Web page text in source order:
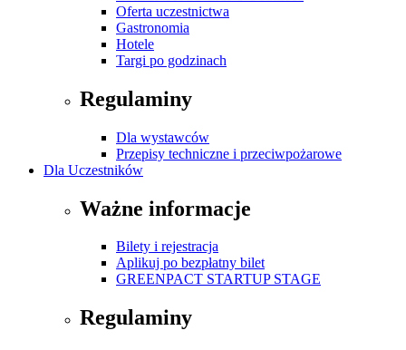
Oferta uczestnictwa
Gastronomia
Hotele
Targi po godzinach
Regulaminy
Dla wystawców
Przepisy techniczne i przeciwpożarowe
Dla Uczestników
Ważne informacje
Bilety i rejestracja
Aplikuj po bezpłatny bilet
GREENPACT STARTUP STAGE
Regulaminy